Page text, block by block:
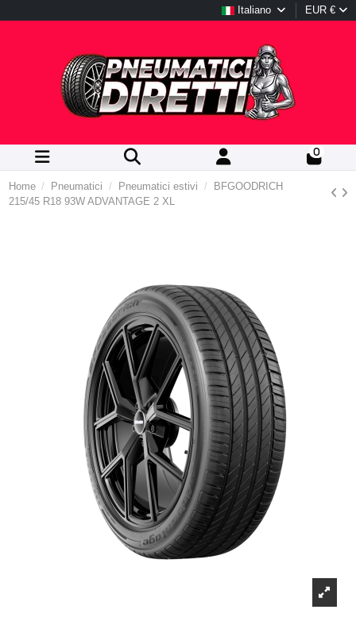
Italiano EUR €
0
Home Pneumatici Pneumatici estivi
BFGOODRICH
215/45 R18 93W ADVANTAGE 2 XL